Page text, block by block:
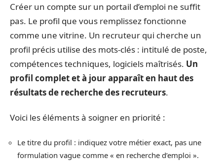
Créer un compte sur un portail d’emploi ne suffit
pas. Le profil que vous remplissez fonctionne
comme une vitrine. Un recruteur qui cherche un
profil précis utilise des mots-clés : intitulé de poste,
compétences techniques, logiciels maîtrisés. Un
profil complet et à jour apparaît en haut des
résultats de recherche des recruteurs.
Voici les éléments à soigner en priorité :
Le titre du profil : indiquez votre métier exact, pas une
formulation vague comme « en recherche d’emploi ».